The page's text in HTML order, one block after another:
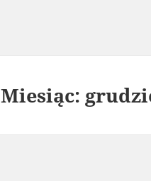
Miesiąc: